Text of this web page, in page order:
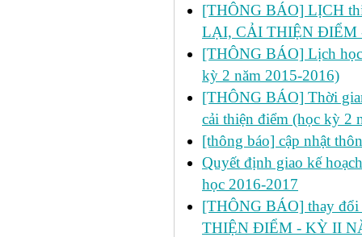
[THÔNG BÁO] LỊCH thi
LẠI, CẢI THIỆN ĐIỂM
[THÔNG BÁO] Lịch
kỳ 2 năm 2015-2016)
[THÔNG BÁO] Thời
cải thiện điểm (học kỳ 2
[thông báo] cập nhật
Quyết định giao kế
học 2016-2017
[THÔNG BÁO] thay
THIỆN ĐIỂM - KỲ II